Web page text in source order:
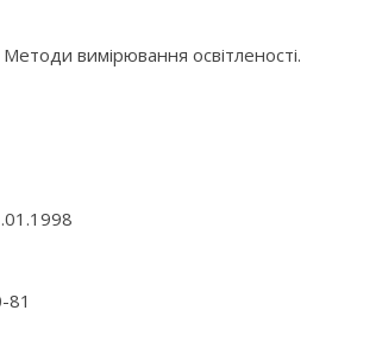
вимірювання освітленості.
81